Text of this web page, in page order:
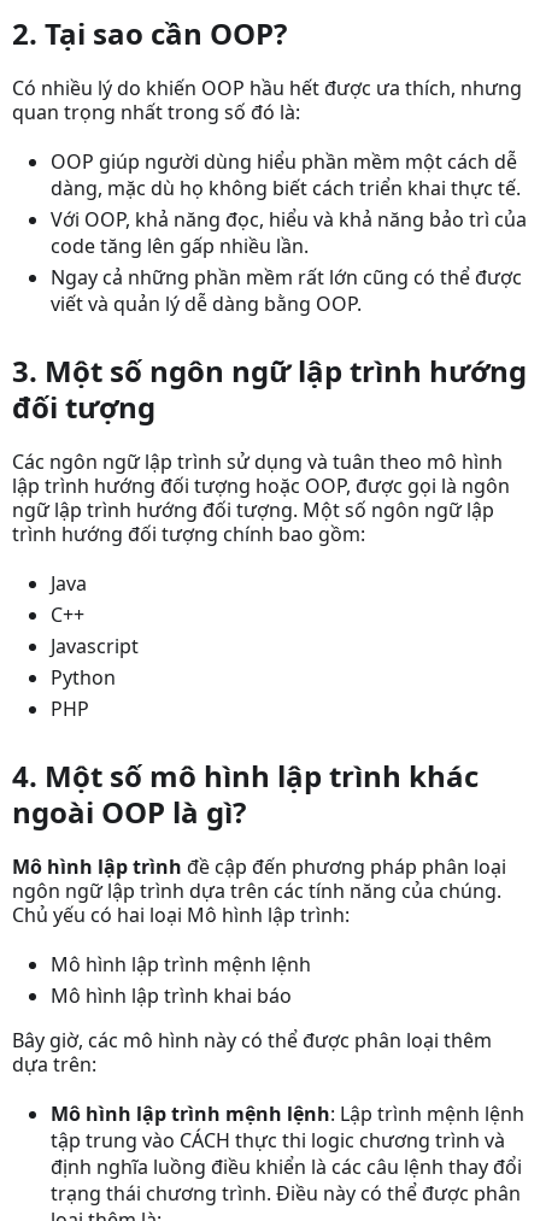
2. Tại sao cần OOP?
Có nhiều lý do khiến OOP hầu hết được ưa thích, nhưng
quan trọng nhất trong số đó là:
OOP giúp người dùng hiểu phần mềm một cách dễ
dàng, mặc dù họ không biết cách triển khai thực tế.
Với OOP, khả năng đọc, hiểu và khả năng bảo trì của
code tăng lên gấp nhiều lần.
Ngay cả những phần mềm rất lớn cũng có thể được
viết và quản lý dễ dàng bằng OOP.
3. Một số ngôn ngữ lập trình hướng
đối tượng
Các ngôn ngữ lập trình sử dụng và tuân theo mô hình
lập trình hướng đối tượng hoặc OOP, được gọi là ngôn
ngữ lập trình hướng đối tượng. Một số ngôn ngữ lập
trình hướng đối tượng chính bao gồm:
Java
C++
Javascript
Python
PHP
4. Một số mô hình lập trình khác
ngoài OOP là gì?
Mô hình lập trình đề cập đến phương pháp phân loại
ngôn ngữ lập trình dựa trên các tính năng của chúng.
Chủ yếu có hai loại Mô hình lập trình:
Mô hình lập trình mệnh lệnh
Mô hình lập trình khai báo
Bây giờ, các mô hình này có thể được phân loại thêm
dựa trên:
Mô hình lập trình mệnh lệnh: Lập trình mệnh lệnh
tập trung vào CÁCH thực thi logic chương trình và
định nghĩa luồng điều khiển là các câu lệnh thay đổi
trạng thái chương trình. Điều này có thể được phân